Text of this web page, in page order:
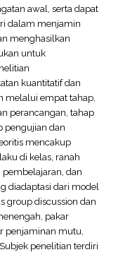
awal, serta dapat
dalam menjamin
menghasilkan
untuk
kuantitatif dan
melalui empat tahap,
perancangan, tahap
pengujian dan
mencakup
di kelas, ranah
pembelajaran, dan
diadaptasi dari model
group discussion dan
pakar
penjaminan mutu,
penelitian terdiri